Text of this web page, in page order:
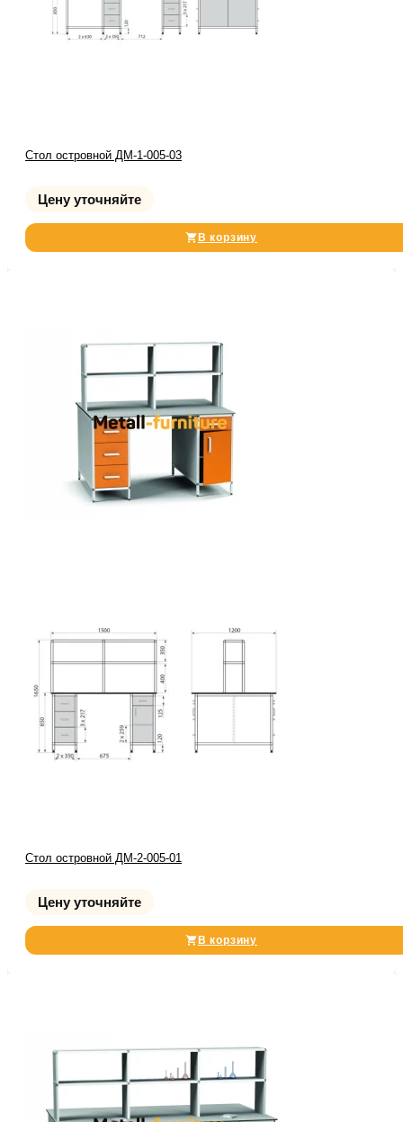
Стол островной ДМ-1-005-03
Цену уточняйте
В корзину
Стол островной ДМ-2-005-01
Цену уточняйте
В корзину